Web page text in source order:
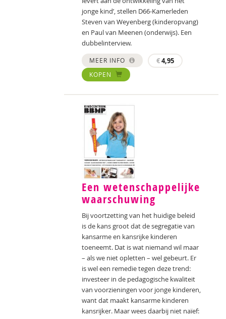
jonge kind’, stellen D66-Kamerleden
Steven van Weyenberg (kinderopvang)
en Paul van Meenen (onderwijs). Een
dubbelinterview.
MEER INFO €4,95
KOPEN
Een wetenschappelijke
waarschuwing
Bij voortzetting van het huidige beleid
is de kans groot dat de segregatie van
kansarme en kansrijke kinderen
toeneemt. Dat is wat niemand wil maar
– als we niet opletten – wel gebeurt. Er
is wel een remedie tegen deze trend:
investeer in de pedagogische kwaliteit
van voorzieningen voor jonge kinderen,
want dat maakt kansarme kinderen
kansrijker. Maar wees daarbij niet naïef: